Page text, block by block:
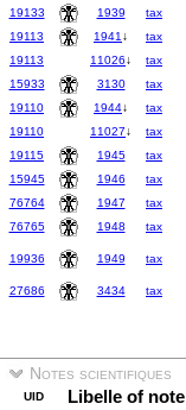
19133
1939 tax
19113
1941 ↓ tax
19113
11026↓ tax
15933
3130 tax
19110
1944↓ tax
19110
11027↓ tax
19115
1945 tax
15945
1946 tax
76764
1947 tax
76765
1948 tax
19936 1949 tax
27686
3434 tax
Notes scientifiques
UID Libelle of note